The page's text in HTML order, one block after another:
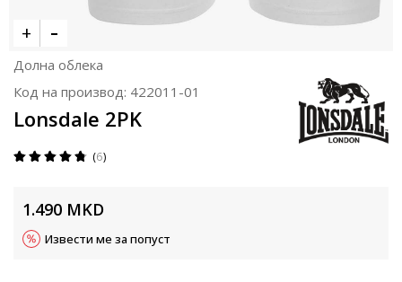
Долна облека
Код на производ: 422011-01
Lonsdale 2PK
6
1.490 MKD
Извести ме за попуст